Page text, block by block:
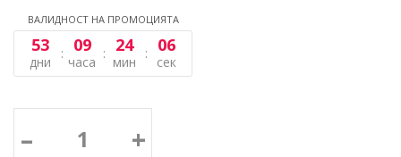
ВАЛИДНОСТ НА ПРОМОЦИЯТА
53
дни
09
часа
24
мин
06
сек
– +